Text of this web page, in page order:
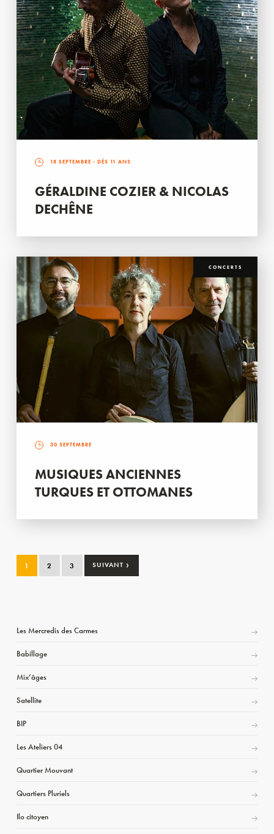
18 SEPTEMBRE - DÈS 11 ANS
GÉRALDINE COZIER & NICOLAS
DECHÊNE
CONCERTS
30 SEPTEMBRE
MUSIQUES ANCIENNES
TURQUES ET OTTOMANES
1 2 3 SUIVANT ›
Les Mercredis des Carmes
Babillage
Mix’âges
Satellite
BIP
Les Ateliers 04
Quartier Mouvant
Quartiers Pluriels
Ilo citoyen